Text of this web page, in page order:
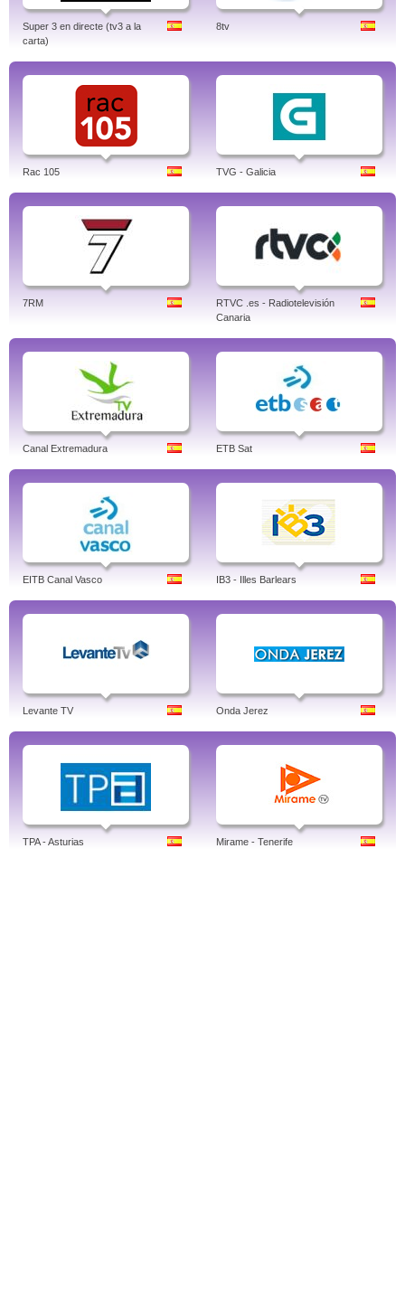
Super 3 en directe (tv3 a la
carta)
8tv
Rac 105 TVG - Galicia
7RM
RTVC .es - Radiotelevisión
Canaria
Canal Extremadura ETB Sat
EITB Canal Vasco IB3 - Illes Barlears
Levante TV Onda Jerez
TPA - Asturias Mirame - Tenerife